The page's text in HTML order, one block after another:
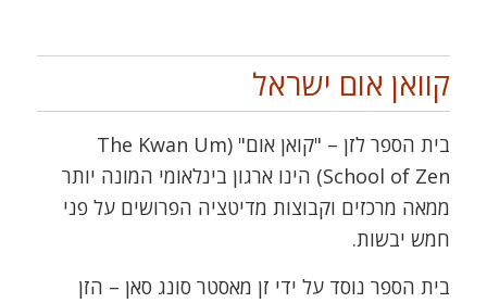
קוואן אום ישראל
בית הספר לזן – "קואן אום" (The Kwan Um
School of Zen) הינו ארגון בינלאומי המונה יותר
ממאה מרכזים וקבוצות מדיטציה הפרושים על פני
חמש יבשות.
בית הספר נוסד על ידי זן מאסטר סונג סאן – הזן